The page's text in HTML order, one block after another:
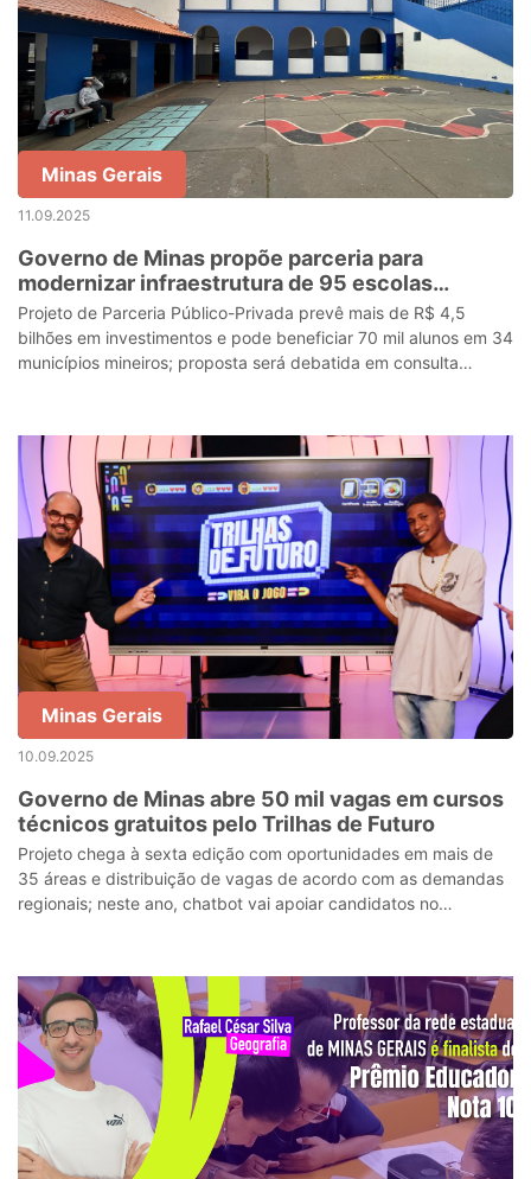
Minas Gerais
11.09.2025
Governo de Minas propõe parceria para
modernizar infraestrutura de 95 escolas
estaduais
Projeto de Parceria Público-Privada prevê mais de R$ 4,5
bilhões em investimentos e pode beneficiar 70 mil alunos em 34
municípios mineiros; proposta será debatida em consulta
Minas Gerais
10.09.2025
Governo de Minas abre 50 mil vagas em cursos
técnicos gratuitos pelo Trilhas de Futuro
Projeto chega à sexta edição com oportunidades em mais de
35 áreas e distribuição de vagas de acordo com as demandas
regionais; neste ano, chatbot vai apoiar candidatos no